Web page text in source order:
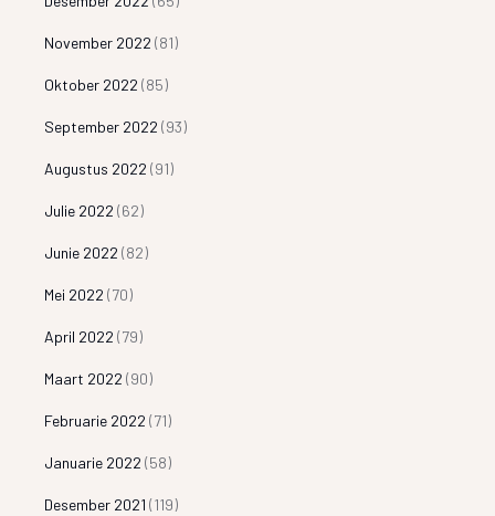
November 2022 (81)
Oktober 2022 (85)
September 2022 (93)
Augustus 2022 (91)
Julie 2022 (62)
Junie 2022 (82)
Mei 2022 (70)
April 2022 (79)
Maart 2022 (90)
Februarie 2022 (71)
Januarie 2022 (58)
Desember 2021 (119)